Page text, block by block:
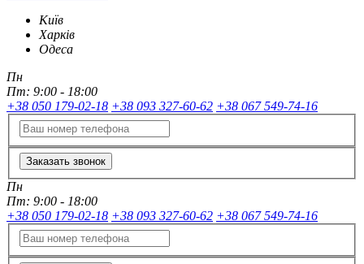
Київ
Харків
Одеса
Пн
Пт: 9:00 - 18:00
+38 050 179-02-18 +38 093 327-60-62 +38 067 549-74-16
Заказать звонок
Пн
Пт: 9:00 - 18:00
+38 050 179-02-18 +38 093 327-60-62 +38 067 549-74-16